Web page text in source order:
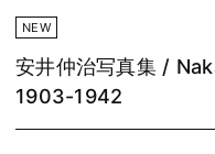
NEW
安井仲治写真集 /
1903-1942